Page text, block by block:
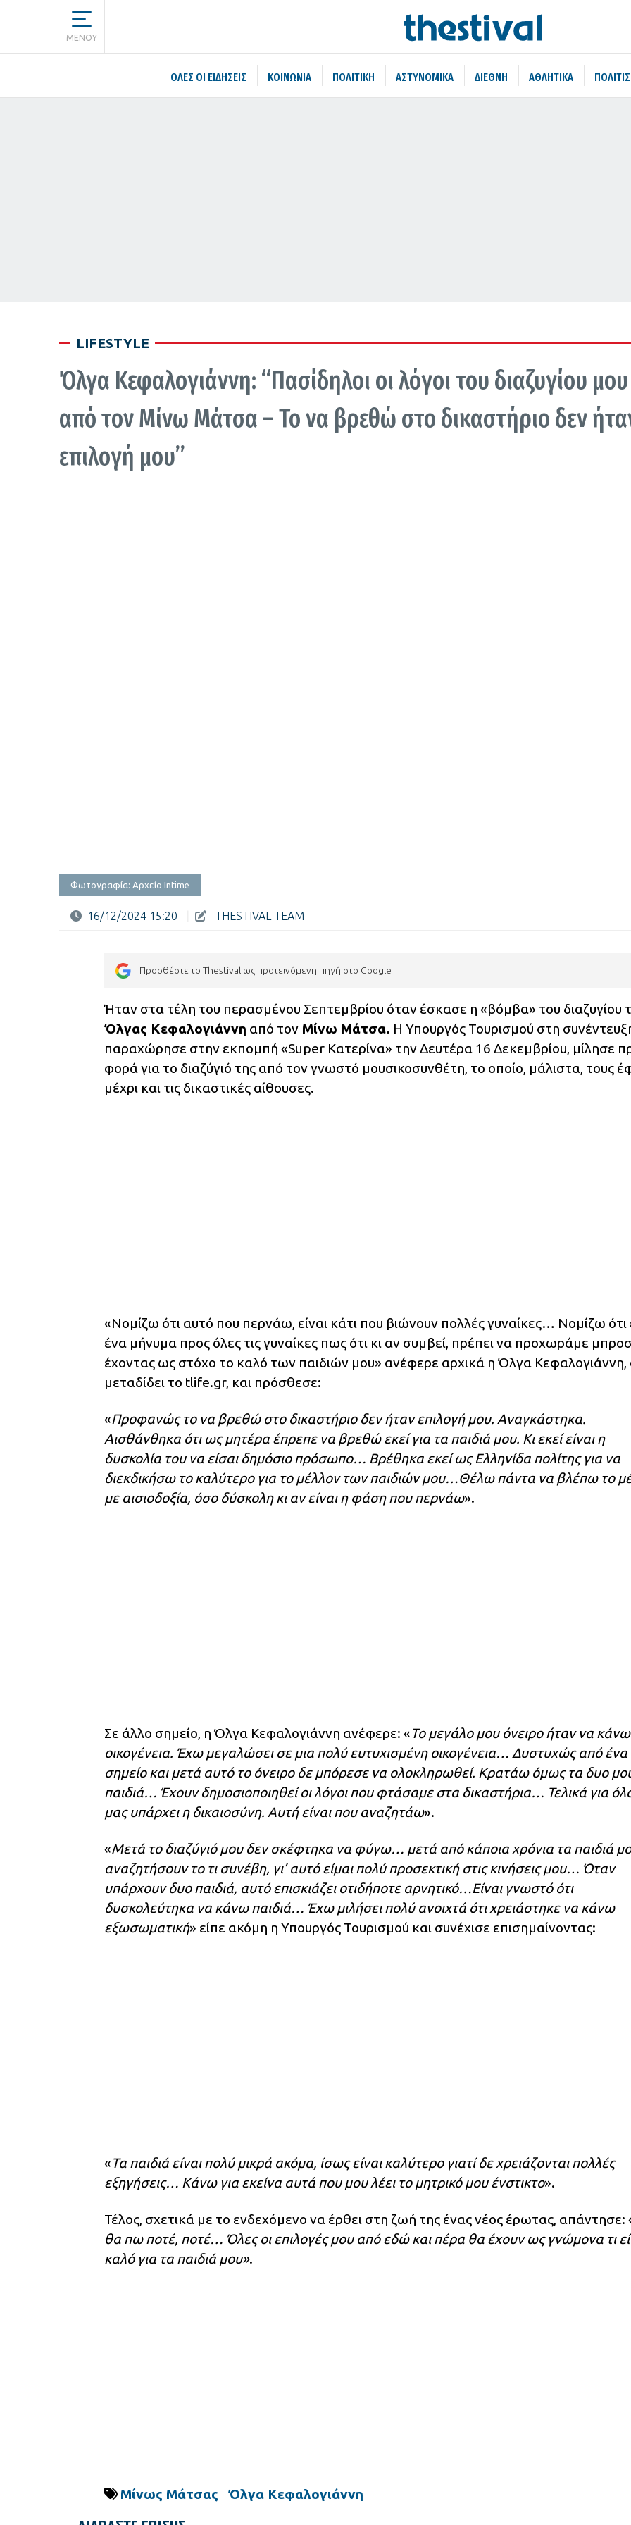
MENOY
ΌΛΕΣ ΟΙ ΕΙΔΉΣΕΙΣ ΚΟΙΝΩΝΙΑ ΠΟΛΙΤΙΚΗ ΑΣΤΥΝΟΜΙΚΑ ΔΙΕΘΝΗ ΑΘΛΗΤΙΚΑ
LIFESTYLE
Όλγα Κεφαλογιάννη: “Πασίδηλοι οι λόγοι του διαζυγίου μου
από τον Μίνω Μάτσα – Το να βρεθώ στο δικαστήριο δεν
επιλογή μου”
Φωτογραφία: Αρχείο Intime
16/12/2024 15:20 THESTIVAL TEAM
Προσθέστε το Thestival ως προτεινόμενη πηγή στο Google
Ήταν στα τέλη του περασμένου Σεπτεμβρίου όταν έσκασε η «βόμβα» του διαζυγίου
Όλγας Κεφαλογιάννη από τον Μίνω Μάτσα. Η Υπουργός Τουρισμού στη
παραχώρησε στην εκπομπή «Super Κατερίνα» την Δευτέρα 16 Δεκεμβρίου, μίλησε
φορά για το διαζύγιό της από τον γνωστό μουσικοσυνθέτη, το οποίο, μάλιστα, τους
μέχρι και τις δικαστικές αίθουσες.
«Νομίζω ότι αυτό που περνάω, είναι κάτι που βιώνουν πολλές γυναίκες… Νομίζω ότι
ένα μήνυμα προς όλες τις γυναίκες πως ότι κι αν συμβεί, πρέπει να προχωράμε
έχοντας ως στόχο το καλό των παιδιών μου» ανέφερε αρχικά η Όλγα
μεταδίδει το tlife.gr, και πρόσθεσε:
«Προφανώς το να βρεθώ στο δικαστήριο δεν ήταν επιλογή μου. Αναγκάστηκα.
Αισθάνθηκα ότι ως μητέρα έπρεπε να βρεθώ εκεί για τα παιδιά μου. Κι εκεί είναι η
δυσκολία του να είσαι δημόσιο πρόσωπο… Βρέθηκα εκεί ως Ελληνίδα πολίτης για να
διεκδικήσω το καλύτερο για το μέλλον των παιδιών μου…Θέλω πάντα να βλέπω το
με αισιοδοξία, όσο δύσκολη κι αν είναι η φάση που περνάω».
Σε άλλο σημείο, η Όλγα Κεφαλογιάννη ανέφερε: «Το μεγάλο μου όνειρο ήταν να κάνω
οικογένεια. Έχω μεγαλώσει σε μια πολύ ευτυχισμένη οικογένεια… Δυστυχώς από ένα
σημείο και μετά αυτό το όνειρο δε μπόρεσε να ολοκληρωθεί. Κρατάω όμως τα δυο
παιδιά… Έχουν δημοσιοποιηθεί οι λόγοι που φτάσαμε στα δικαστήρια… Τελικά για
μας υπάρχει η δικαιοσύνη. Αυτή είναι που αναζητάω».
«Μετά το διαζύγιό μου δεν σκέφτηκα να φύγω… μετά από κάποια χρόνια τα παιδιά
αναζητήσουν το τι συνέβη, γι’ αυτό είμαι πολύ προσεκτική στις κινήσεις μου… Όταν
υπάρχουν δυο παιδιά, αυτό επισκιάζει οτιδήποτε αρνητικό…Είναι γνωστό ότι
δυσκολεύτηκα να κάνω παιδιά… Έχω μιλήσει πολύ ανοιχτά ότι χρειάστηκε να κάνω
εξωσωματική» είπε ακόμη η Υπουργός Τουρισμού και συνέχισε επισημαίνοντας:
«Τα παιδιά είναι πολύ μικρά ακόμα, ίσως είναι καλύτερο γιατί δε χρειάζονται πολλές
εξηγήσεις… Κάνω για εκείνα αυτά που μου λέει το μητρικό μου ένστικτο».
Τέλος, σχετικά με το ενδεχόμενο να έρθει στη ζωή της ένας νέος έρωτας, απάντησε:
θα πω ποτέ, ποτέ… Όλες οι επιλογές μου από εδώ και πέρα θα έχουν ως γνώμονα τι
καλό για τα παιδιά μου».
Μίνως Μάτσας Όλγα Κεφαλογιάννη